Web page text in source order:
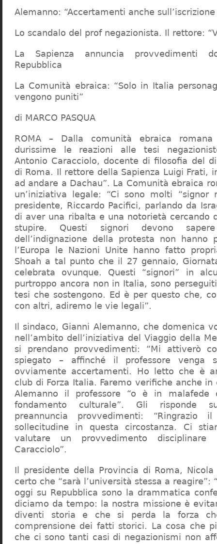
Alemanno: “Accertamenti anche
Lo scandalo del prof negazionista. Il rettore:
La Sapienza annuncia provvedimenti
Repubblica
La Comunità ebraica: “Solo in Italia
vengono puniti”
di MARCO PASQUA
ROMA – Dalla comunità ebraica
durissime le reazioni alle tesi
Antonio Caracciolo, docente di filosofia del
di Roma. Il rettore della Sapienza Luigi Frati,
ad andare a Dachau”. La Comunità ebraica
un’iniziativa legale: “Ci sono molti “signor
presidente, Riccardo Pacifici, parlando da
di aver una ribalta e una notorietà cercando
stupire. Questi signori devono
dell’indignazione della protesta non hanno
l’Europa le Nazioni Unite hanno fatto
Shoah a tal punto che il 27 gennaio,
celebrata ovunque. Questi “signori” in
purtroppo ancora non in Italia, sono
tesi che sostengono. Ed è per questo che,
con altri, adiremo le vie legali”.
Il sindaco, Gianni Alemanno, che domenica
nell’ambito dell’iniziativa del Viaggio della
si prendano provvedimenti: “Mi attiverò
spiegato – affinché il professore venga
ovviamente accertamenti. Ho letto che è
club di Forza Italia. Faremo verifiche anche in
Alemanno il professore “o è in malafede
fondamento culturale”. Gli risponde
preannuncia provvedimenti:
sollecitudine in questa circostanza. Ci
valutare un provvedimento
Caracciolo”.
Il presidente della Provincia di Roma,
certo che “sarà l’università stessa a reagire”:
oggi su Repubblica sono la drammatica
diciamo da tempo: la nostra missione è
diventi storia e che si perda la forza
comprensione dei fatti storici. La cosa che
che ci sono tanti casi di negazionismi non